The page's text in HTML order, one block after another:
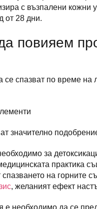
с възпалени кожни
от 28 дни.
повияем
спазват по време на
значително
за
практика
на горните
, желаният ефект
е необходимо да се